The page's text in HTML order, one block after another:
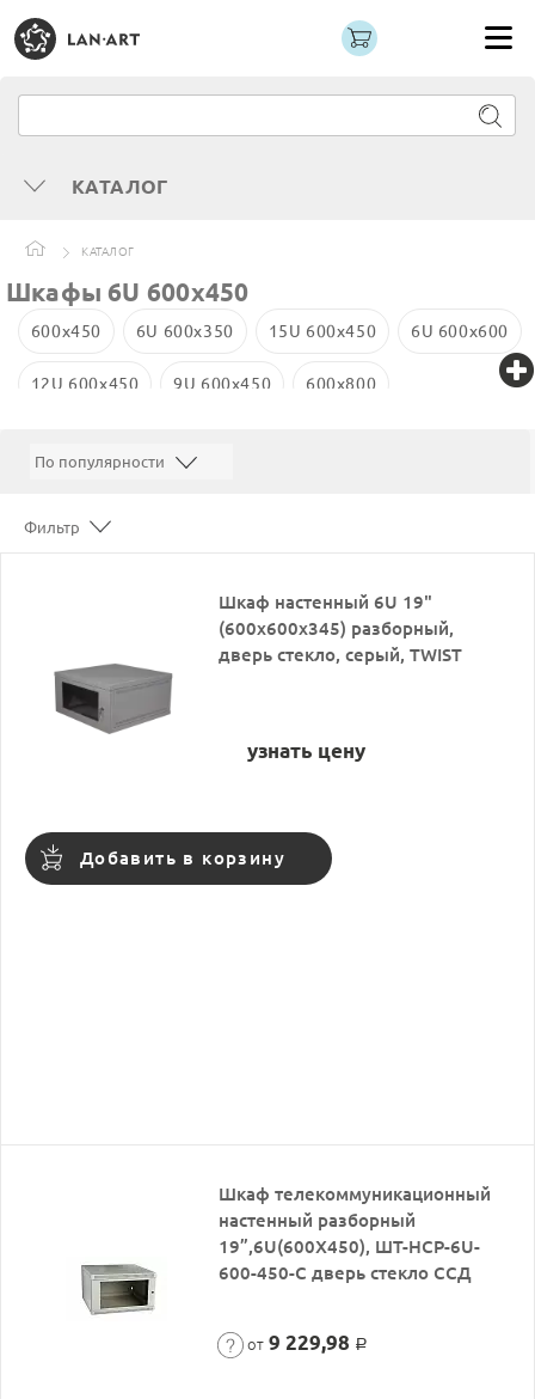
КАТАЛОГ
КАТАЛОГ
Шкафы 6U 600х450
600x450 6U 600x350 15U 600x450 6U 600x600
12U 600x450 9U 600x450 600х800
Фильтр
Шкаф настенный 6U 19"
(600х600х345) разборный,
дверь стекло, серый, TWIST
узнать цену
Добавить в корзину
Шкаф телекоммуникационный
настенный разборный
19”,6U(600X450), ШТ-НСР-6U-
600-450-С дверь стекло ССД
от 9 229,98 Р